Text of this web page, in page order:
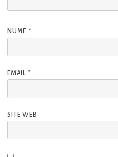
NUME *
EMAIL *
SITE WEB